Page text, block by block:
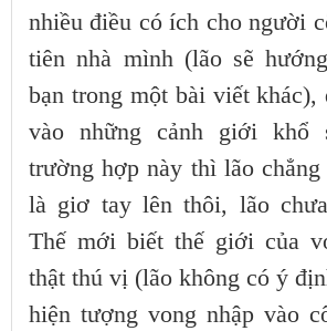
nhiều điều có ích cho người
tiên nhà mình (lão sẽ
bạn trong một bài viết
vào những cảnh giới khổ
trường hợp này thì lão
là giơ tay lên thôi, lão
Thế mới biết thế giới của
thật thú vị (lão không có ý
hiện tượng vong nhập vào